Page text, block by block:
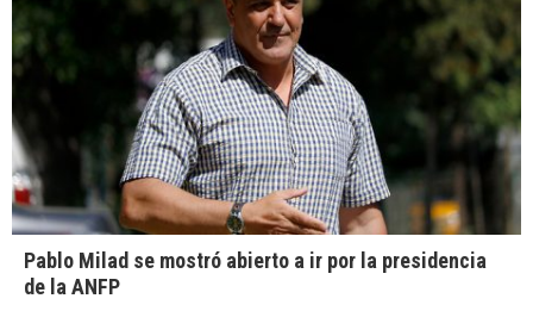
Pablo Milad se mostró abierto a ir por la presidencia
de la ANFP